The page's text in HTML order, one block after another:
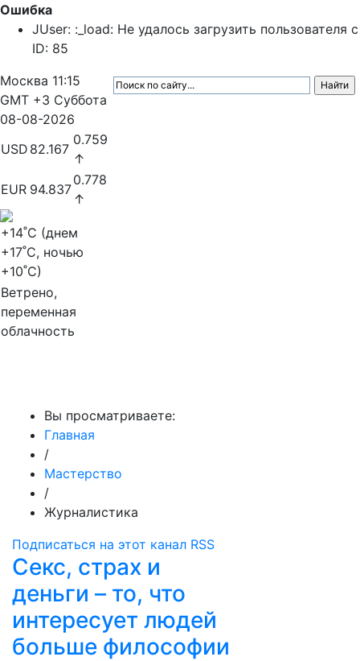
Ошибка
JUser: :_load: Не удалось загрузить пользователя с
ID: 85
Москва 11:15
GMT +3 Суббота
08-08-2026
USD 82.167
0.759
↑
EUR 94.837
0.778
↑
+14˚C (днем
+17˚C, ночью
+10˚C)
Ветрено,
переменная
облачность
Вы просматриваете:
Главная
/
Мастерство
/
Журналистика
Подписаться на этот канал RSS
Секс, страх и
деньги – то, что
интересует людей
больше философии